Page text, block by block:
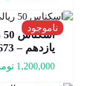
ناموجود
یازدهم – 205/650673
1,200,000